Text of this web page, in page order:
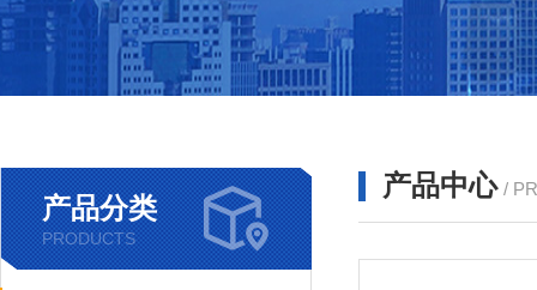
产品分类
PRODUCTS
产品中心 /